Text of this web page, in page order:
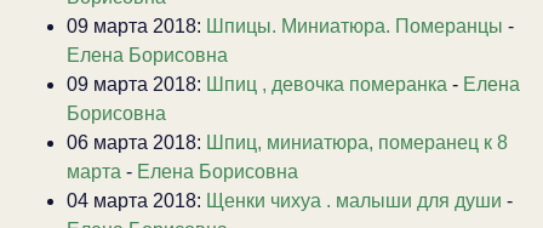
09 марта 2018: Шпицы. Миниатюра. Померанцы -
Елена Борисовна
09 марта 2018: Шпиц , девочка померанка - Елена
Борисовна
06 марта 2018: Шпиц, миниатюра, померанец к 8
марта - Елена Борисовна
04 марта 2018: Щенки чихуа . малыши для души -